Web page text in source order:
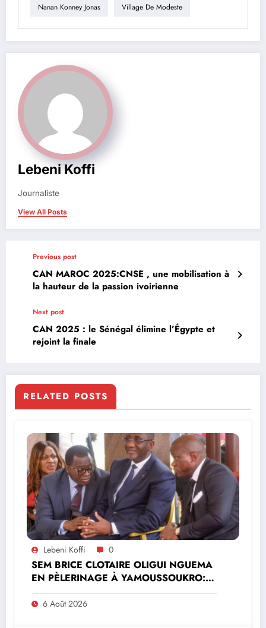
Nanan Konney Jonas Village De Modeste
Lebeni Koffi
Journaliste
View All Posts
Previous post
CAN MAROC 2025:CNSE , une mobilisation à
la hauteur de la passion ivoirienne
Next post
CAN 2025 : le Sénégal élimine l’Égypte et
rejoint la finale
RELATED POSTS
Lebeni Koffi 0
SEM BRICE CLOTAIRE OLIGUI NGUEMA
EN PÈLERINAGE À YAMOUSSOUKRO:LE
MINISTRE PAULIN CLAUDE DANHO
PREND PART À LA CÉRÉMONIE
6 Août 2026